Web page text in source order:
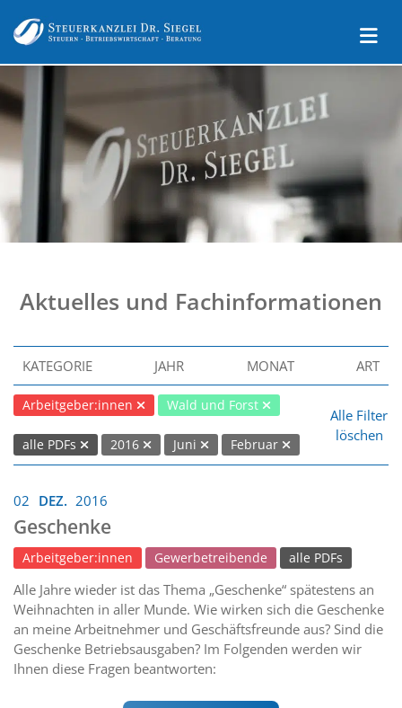
Aktuelles und Fachinformationen
KATEGORIE JAHR MONAT ART
Arbeitgeber:innen Wald und Forst
alle PDFs 2016 Juni Februar
Alle Filter
löschen
02 DEZ. 2016
Geschenke
Arbeitgeber:innen Gewerbetreibende alle PDFs
Alle Jahre wieder ist das Thema „Geschenke“ spätestens an
Weihnachten in aller Munde. Wie wirken sich die Geschenke
an meine Arbeitnehmer und Geschäftsfreunde aus? Sind die
Geschenke Betriebsausgaben? Im Folgenden werden wir
Ihnen diese Fragen beantworten: